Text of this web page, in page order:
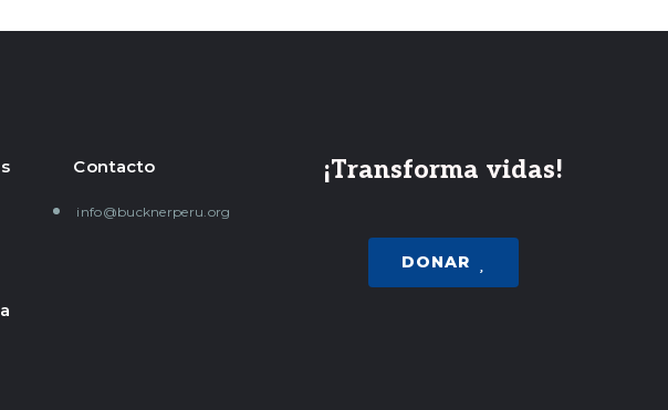
Contacto
info@bucknerperu.org
¡Transforma vidas!
DONAR